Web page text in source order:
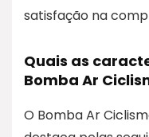
satisfação na
Quais as
Bomba Ar
O Bomba Ar